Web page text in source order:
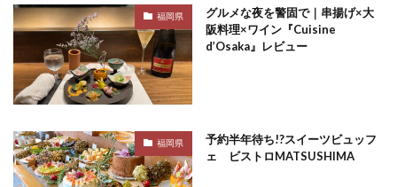
福岡県
グルメな夜を警固で｜串揚げ×大
阪料理×ワイン『Cuisine
d’Osaka』レビュー
福岡県
予約半年待ち!?スイーツビュッフ
ェ ビストロMATSUSHIMA